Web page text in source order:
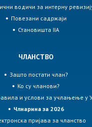
водичи за интерну
Повезани садржаји
Становишта IIA
ЧЛАНСТВО
Зашто постати члан?
Ко су чланови?
и услови за учлањење у
Члнарина за 2026
пријава за чланство